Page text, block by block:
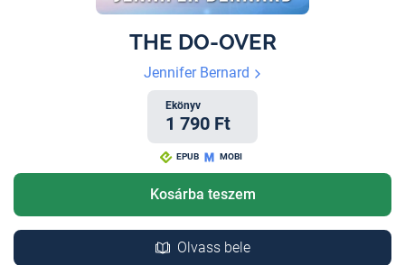
THE DO-OVER
Jennifer Bernard
Ekönyv
1 790 Ft
EPUB MOBI
Kosárba teszem
Olvass bele